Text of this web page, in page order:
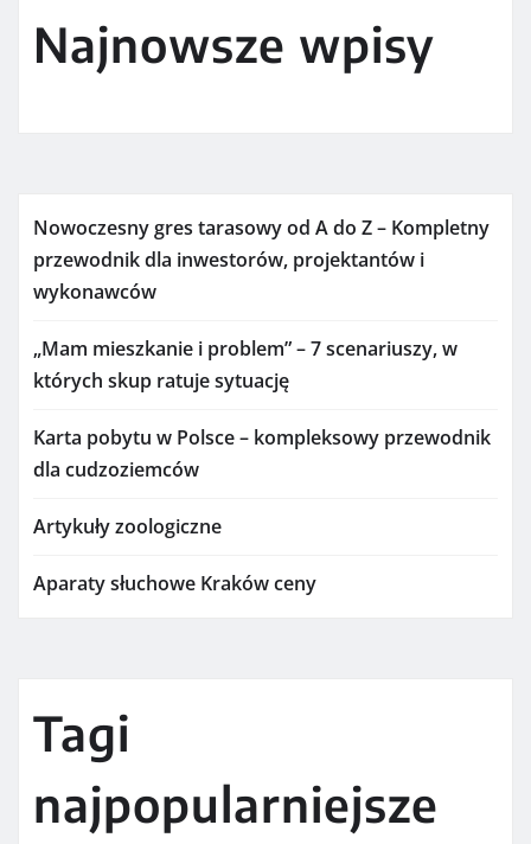
Najnowsze wpisy
Nowoczesny gres tarasowy od A do Z – Kompletny
przewodnik dla inwestorów, projektantów i
wykonawców
„Mam mieszkanie i problem” – 7 scenariuszy, w
których skup ratuje sytuację
Karta pobytu w Polsce – kompleksowy przewodnik
dla cudzoziemców
Artykuły zoologiczne
Aparaty słuchowe Kraków ceny
Tagi
najpopularniejsze